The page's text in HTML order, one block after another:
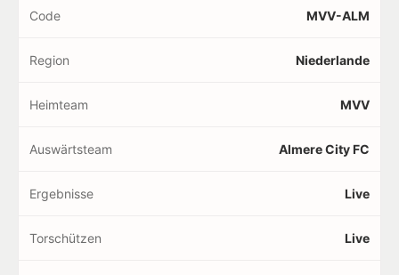
Code MVV-ALM
Region Niederlande
Heimteam MVV
Auswärtsteam Almere City FC
Ergebnisse Live
Torschützen Live